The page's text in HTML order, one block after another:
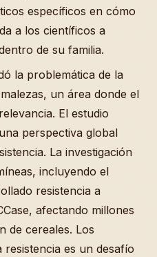
específicos en cómo
a los científicos a
de su familia.
la problemática de la
un área donde el
El estudio
perspectiva global
La investigación
incluyendo el
resistencia a
afectando millones
de cereales. Los
es un desafío